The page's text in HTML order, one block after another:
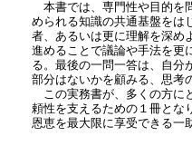
本書では、専門性や目的を
められる知識の共通基盤をは
者、あるいは更に理解を深め
進めることで議論や手法を更
る。最後の一問一答は、自分
部分はないかを顧みる、思考
この実務書が、多くの方に
頼性を支えるための１冊とな
恩恵を最大限に享受できる一